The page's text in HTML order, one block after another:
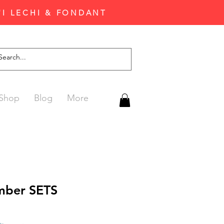
LECHI & FONDANT
Blog More
SETS